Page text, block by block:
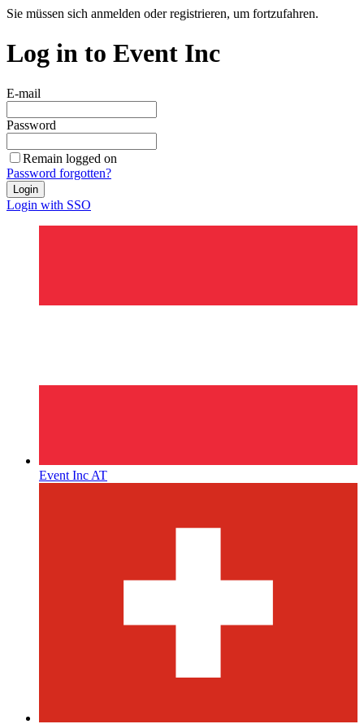
Sie müssen sich anmelden oder registrieren, um fortzufahren.
Log in to Event Inc
E-mail
Password
Remain logged on
Password forgotten?
Login
Login with SSO
Event Inc AT